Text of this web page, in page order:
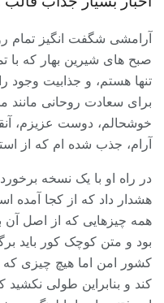
آرامشی شگفت انگیز تمام
صبح های شیرین بهار که با
تنها هستم، و جذابیت
برای سعادت روحانی مانند
خوشحالم، دوست عزیزم،
آرام، جذب شده ام که از
در راه او با یک نسخه
هشدار داد که از کجا آمده
همه چیزهایی که از اصل آن
بود و متن کوچک کور باید
کشور امن اما هیچ چیزی که
کند و بنابراین طولی